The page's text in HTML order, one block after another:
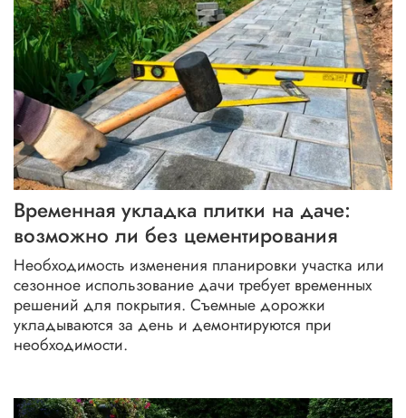
Временная укладка плитки на даче:
возможно ли без цементирования
Необходимость изменения планировки участка или
сезонное использование дачи требует временных
решений для покрытия. Съемные дорожки
укладываются за день и демонтируются при
необходимости.